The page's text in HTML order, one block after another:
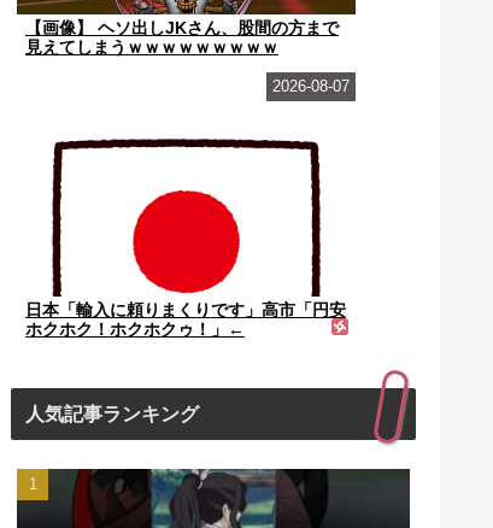
【画像】 ヘソ出しJKさん、股間の方まで
見えてしまうｗｗｗｗｗｗｗｗｗ
日本「輸入に頼りまくりです」高市「円安
ホクホク！ホクホクゥ！」←
2026-08-07
人気記事ランキング